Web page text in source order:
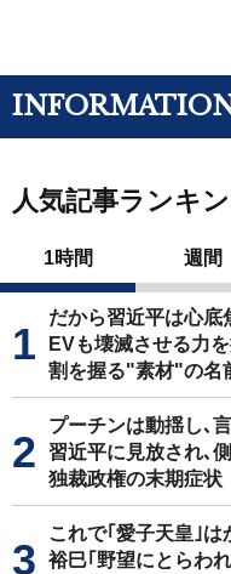
人気記事ランキ
1時間 週間
だから習近平は心
EVも壊滅させる力
割を握る"素材"の名
プーチンは動揺し､
習近平に見放され､
独裁政権の末期症状
これで｢愛子天皇｣
裕巳｢野望にとらわ